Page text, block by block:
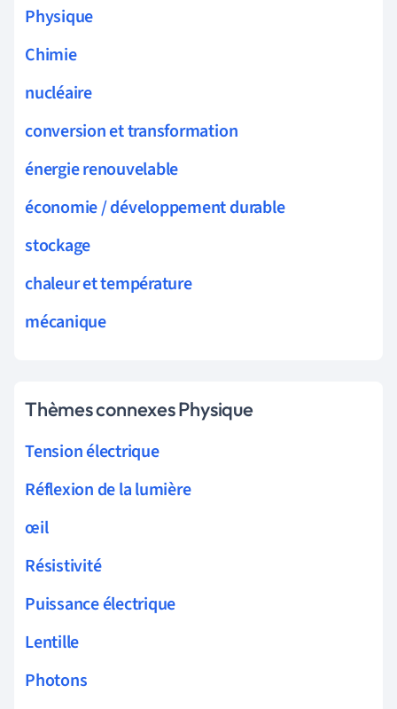
Physique
Chimie
nucléaire
conversion et transformation
énergie renouvelable
économie / développement durable
stockage
chaleur et température
mécanique
Thèmes connexes Physique
Tension électrique
Réflexion de la lumière
œil
Résistivité
Puissance électrique
Lentille
Photons